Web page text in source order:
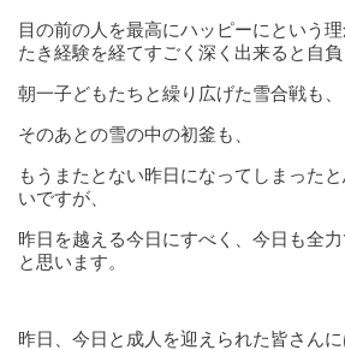
目の前の人を最高にハッピーにという
たき経験を経てすごく深く出来ると自負
朝一子どもたちと繰り広げた雪合戦も、
そのあとの雪の中の初釜も、
もうまたとない昨日になってしまった
いですが、
昨日を越える今日にすべく、今日も全
と思います。
昨日、今日と成人を迎えられた皆さん